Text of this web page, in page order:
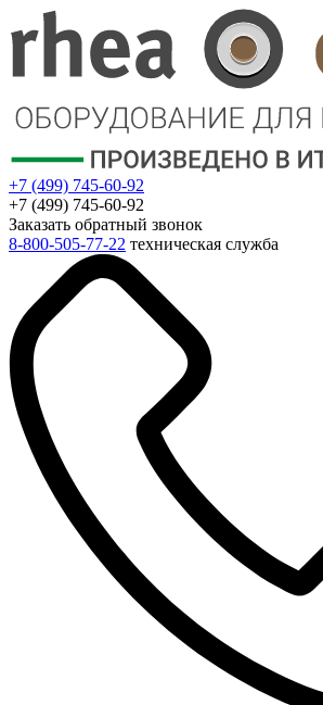
+7 (499) 745-60-92
+7 (499) 745-60-92
Заказать обратный звонок
8-800-505-77-22 техническая служба